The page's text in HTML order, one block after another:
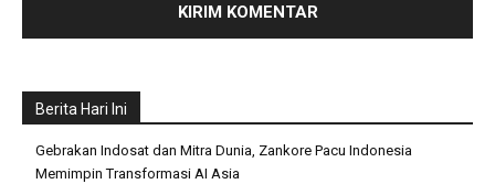
Berita Hari Ini
Gebrakan Indosat dan Mitra Dunia, Zankore Pacu Indonesia
Memimpin Transformasi AI Asia